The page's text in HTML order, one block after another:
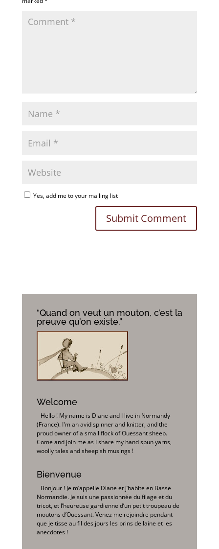
Yes, add me to your mailing list
“Quand on veut un mouton, c’est la
preuve qu’on existe.”
Welcome
Hello ! My name is Diane and I live in Normandy
(France). I'm an avid spinner and knitter, and the
proud owner of a small flock of Ouessant sheep.
Come and join me as I share my hand spun yarns,
woolly tales and sheepish musings !
Bienvenue
Bonjour ! Je m’appelle Diane et j’habite en Basse
Normandie. Je suis une passionnée du filage et du
tricot, et l’heureuse gardienne d’un petit troupeau de
moutons d’Ouessant. Venez me rejoindre pendant
que je tisse au fil des jours les brins de laine et les
anecdotes !